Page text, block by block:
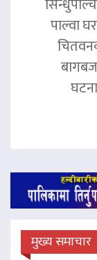
पाल्वा
मुख्य समाचार